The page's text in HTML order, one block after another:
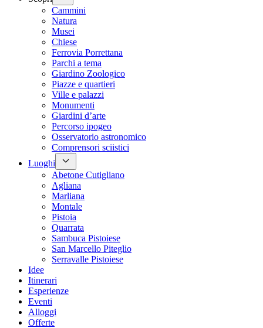
Cammini
Natura
Musei
Chiese
Ferrovia Porrettana
Parchi a tema
Giardino Zoologico
Piazze e quartieri
Ville e palazzi
Monumenti
Giardini d’arte
Percorso ipogeo
Osservatorio astronomico
Comprensori sciistici
Luoghi
Abetone Cutigliano
Agliana
Marliana
Montale
Pistoia
Quarrata
Sambuca Pistoiese
San Marcello Piteglio
Serravalle Pistoiese
Idee
Itinerari
Esperienze
Eventi
Alloggi
Offerte